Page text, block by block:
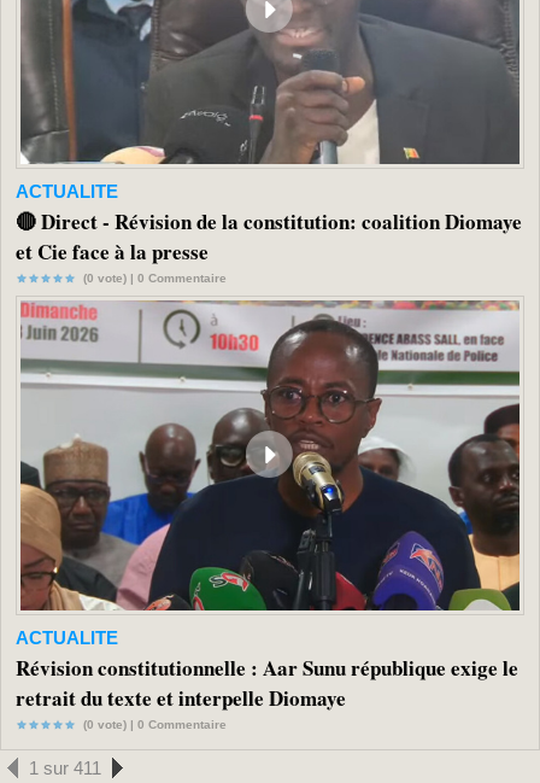
ACTUALITE
🔴 Direct - Révision de la constitution: coalition Diomaye
et Cie face à la presse
(0 vote) | 0 Commentaire
ACTUALITE
Révision constitutionnelle : Aar Sunu république exige le
retrait du texte et interpelle Diomaye
(0 vote) | 0 Commentaire
1 sur 411